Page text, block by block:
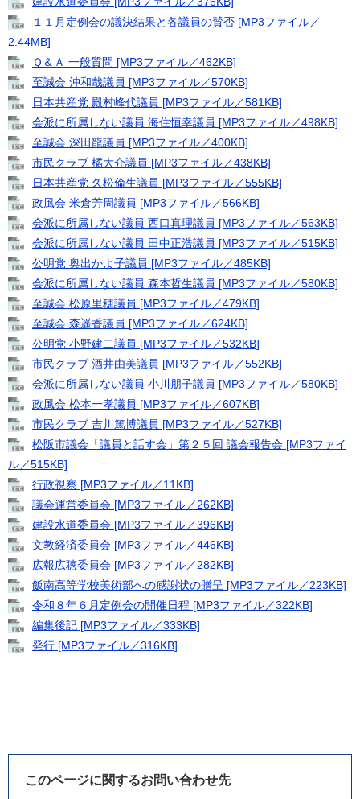
１１月定例会の議決結果と各議員の賛否 [MP3ファイル／
2.44MB]
Ｑ＆Ａ 一般質問 [MP3ファイル／462KB]
至誠会 沖和哉議員 [MP3ファイル／570KB]
日本共産党 殿村峰代議員 [MP3ファイル／581KB]
会派に所属しない議員 海住恒幸議員 [MP3ファイル／498KB]
至誠会 深田龍議員 [MP3ファイル／400KB]
市民クラブ 橘大介議員 [MP3ファイル／438KB]
日本共産党 久松倫生議員 [MP3ファイル／555KB]
政風会 米倉芳周議員 [MP3ファイル／566KB]
会派に所属しない議員 西口真理議員 [MP3ファイル／563KB]
会派に所属しない議員 田中正浩議員 [MP3ファイル／515KB]
公明党 奥出かよ子議員 [MP3ファイル／485KB]
会派に所属しない議員 森本哲生議員 [MP3ファイル／580KB]
至誠会 松原里穂議員 [MP3ファイル／479KB]
至誠会 森遥香議員 [MP3ファイル／624KB]
公明党 小野建二議員 [MP3ファイル／532KB]
市民クラブ 酒井由美議員 [MP3ファイル／552KB]
会派に所属しない議員 小川朋子議員 [MP3ファイル／580KB]
政風会 松本一孝議員 [MP3ファイル／607KB]
市民クラブ 吉川篤博議員 [MP3ファイル／527KB]
松阪市議会「議員と話す会」第２５回 議会報告会 [MP3ファイ
ル／515KB]
行政視察 [MP3ファイル／11KB]
議会運営委員会 [MP3ファイル／262KB]
建設水道委員会 [MP3ファイル／396KB]
文教経済委員会 [MP3ファイル／446KB]
広報広聴委員会 [MP3ファイル／282KB]
飯南高等学校美術部への感謝状の贈呈 [MP3ファイル／223KB]
令和８年６月定例会の開催日程 [MP3ファイル／322KB]
編集後記 [MP3ファイル／333KB]
発行 [MP3ファイル／316KB]
このページに関するお問い合わせ先